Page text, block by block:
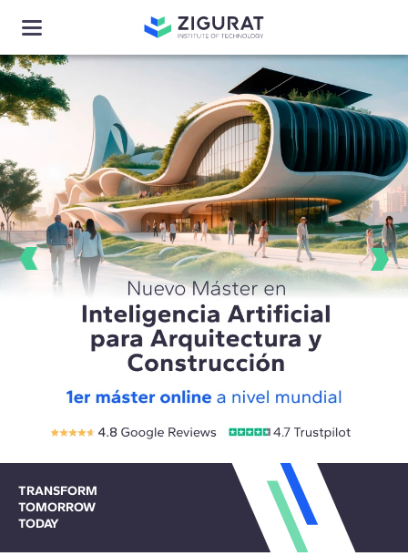
TRANSFORM
TOMORROW
TODAY